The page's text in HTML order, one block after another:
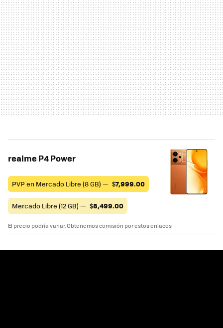
realme P4 Power
PVP en Mercado Libre (8 GB) — $7,999.00
Mercado Libre (12 GB) — $8,499.00
El precio podría variar. Obtenemos comisión por estos enlaces